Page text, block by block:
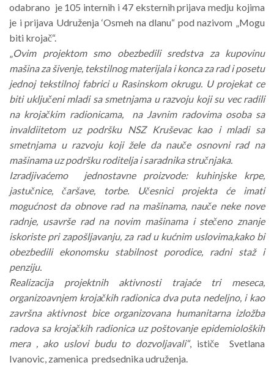
odabrano je 105 internih i 47 eksternih prijava medju kojima
je i prijava Udruženja ‘Osmeh na dlanu“ pod nazivom „Mogu
biti krojač“.
Ovim projektom smo obezbedili sredstva za kupovinu
mašina za šivenje, tekstilnog materijala i konca za rad i posetu
jednoj tekstilnoj fabrici u Rasinskom okrugu. U projekat ce
biti uključeni mladi sa smetnjama u razvoju koji su vec radili
na krojačkim radionicama, na Javnim radovima osoba sa
invaldiitetom uz podršku NSZ Kruševac kao i mladi sa
smetnjama u razvoju koji žele da nauče osnovni rad na
mašinama uz podršku roditelja i saradnika stručnjaka.
Izradjivaćemo jednostavne proizvode: kuhinjske krpe,
jastučnice, čaršave, torbe. Učesnici projekta će imati
mogućnost da obnove rad na mašinama, nauče neke nove
radnje, usavrše rad na novim mašinama i stečeno znanje
iskoriste pri zapošljavanju, za rad u kućnim uslovima,kako bi
obezbedili ekonomsku stabilnost porodice, radni staž i
penziju.
Realizacija projektnih aktivnosti trajaće tri meseca,
organizoavnjem krojačkih radionica dva puta nedeljno, i kao
završna aktivnost bice organizovana humanitarna izložba
radova sa krojačkih radionica uz poštovanje epidemioloških
mera , ako uslovi budu to dozvoljavali“, ističe Svetlana
Ivanovic, zamenica predsednika udruženja.